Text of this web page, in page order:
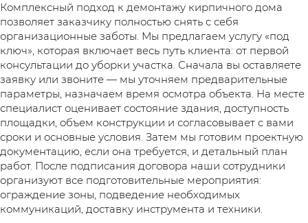
Комплексный подход к демонтажу кирпичного дома
позволяет заказчику полностью снять с себя
организационные заботы. Мы предлагаем услугу «под
ключ», которая включает весь путь клиента: от первой
консультации до уборки участка. Сначала вы оставляете
заявку или звоните — мы уточняем предварительные
параметры, назначаем время осмотра объекта. На месте
специалист оценивает состояние здания, доступность
площадки, объем конструкции и согласовывает с вами
сроки и основные условия. Затем мы готовим проектную
документацию, если она требуется, и детальный план
работ. После подписания договора наши сотрудники
организуют все подготовительные мероприятия:
ограждение зоны, подведение необходимых
коммуникаций, доставку инструмента и техники.